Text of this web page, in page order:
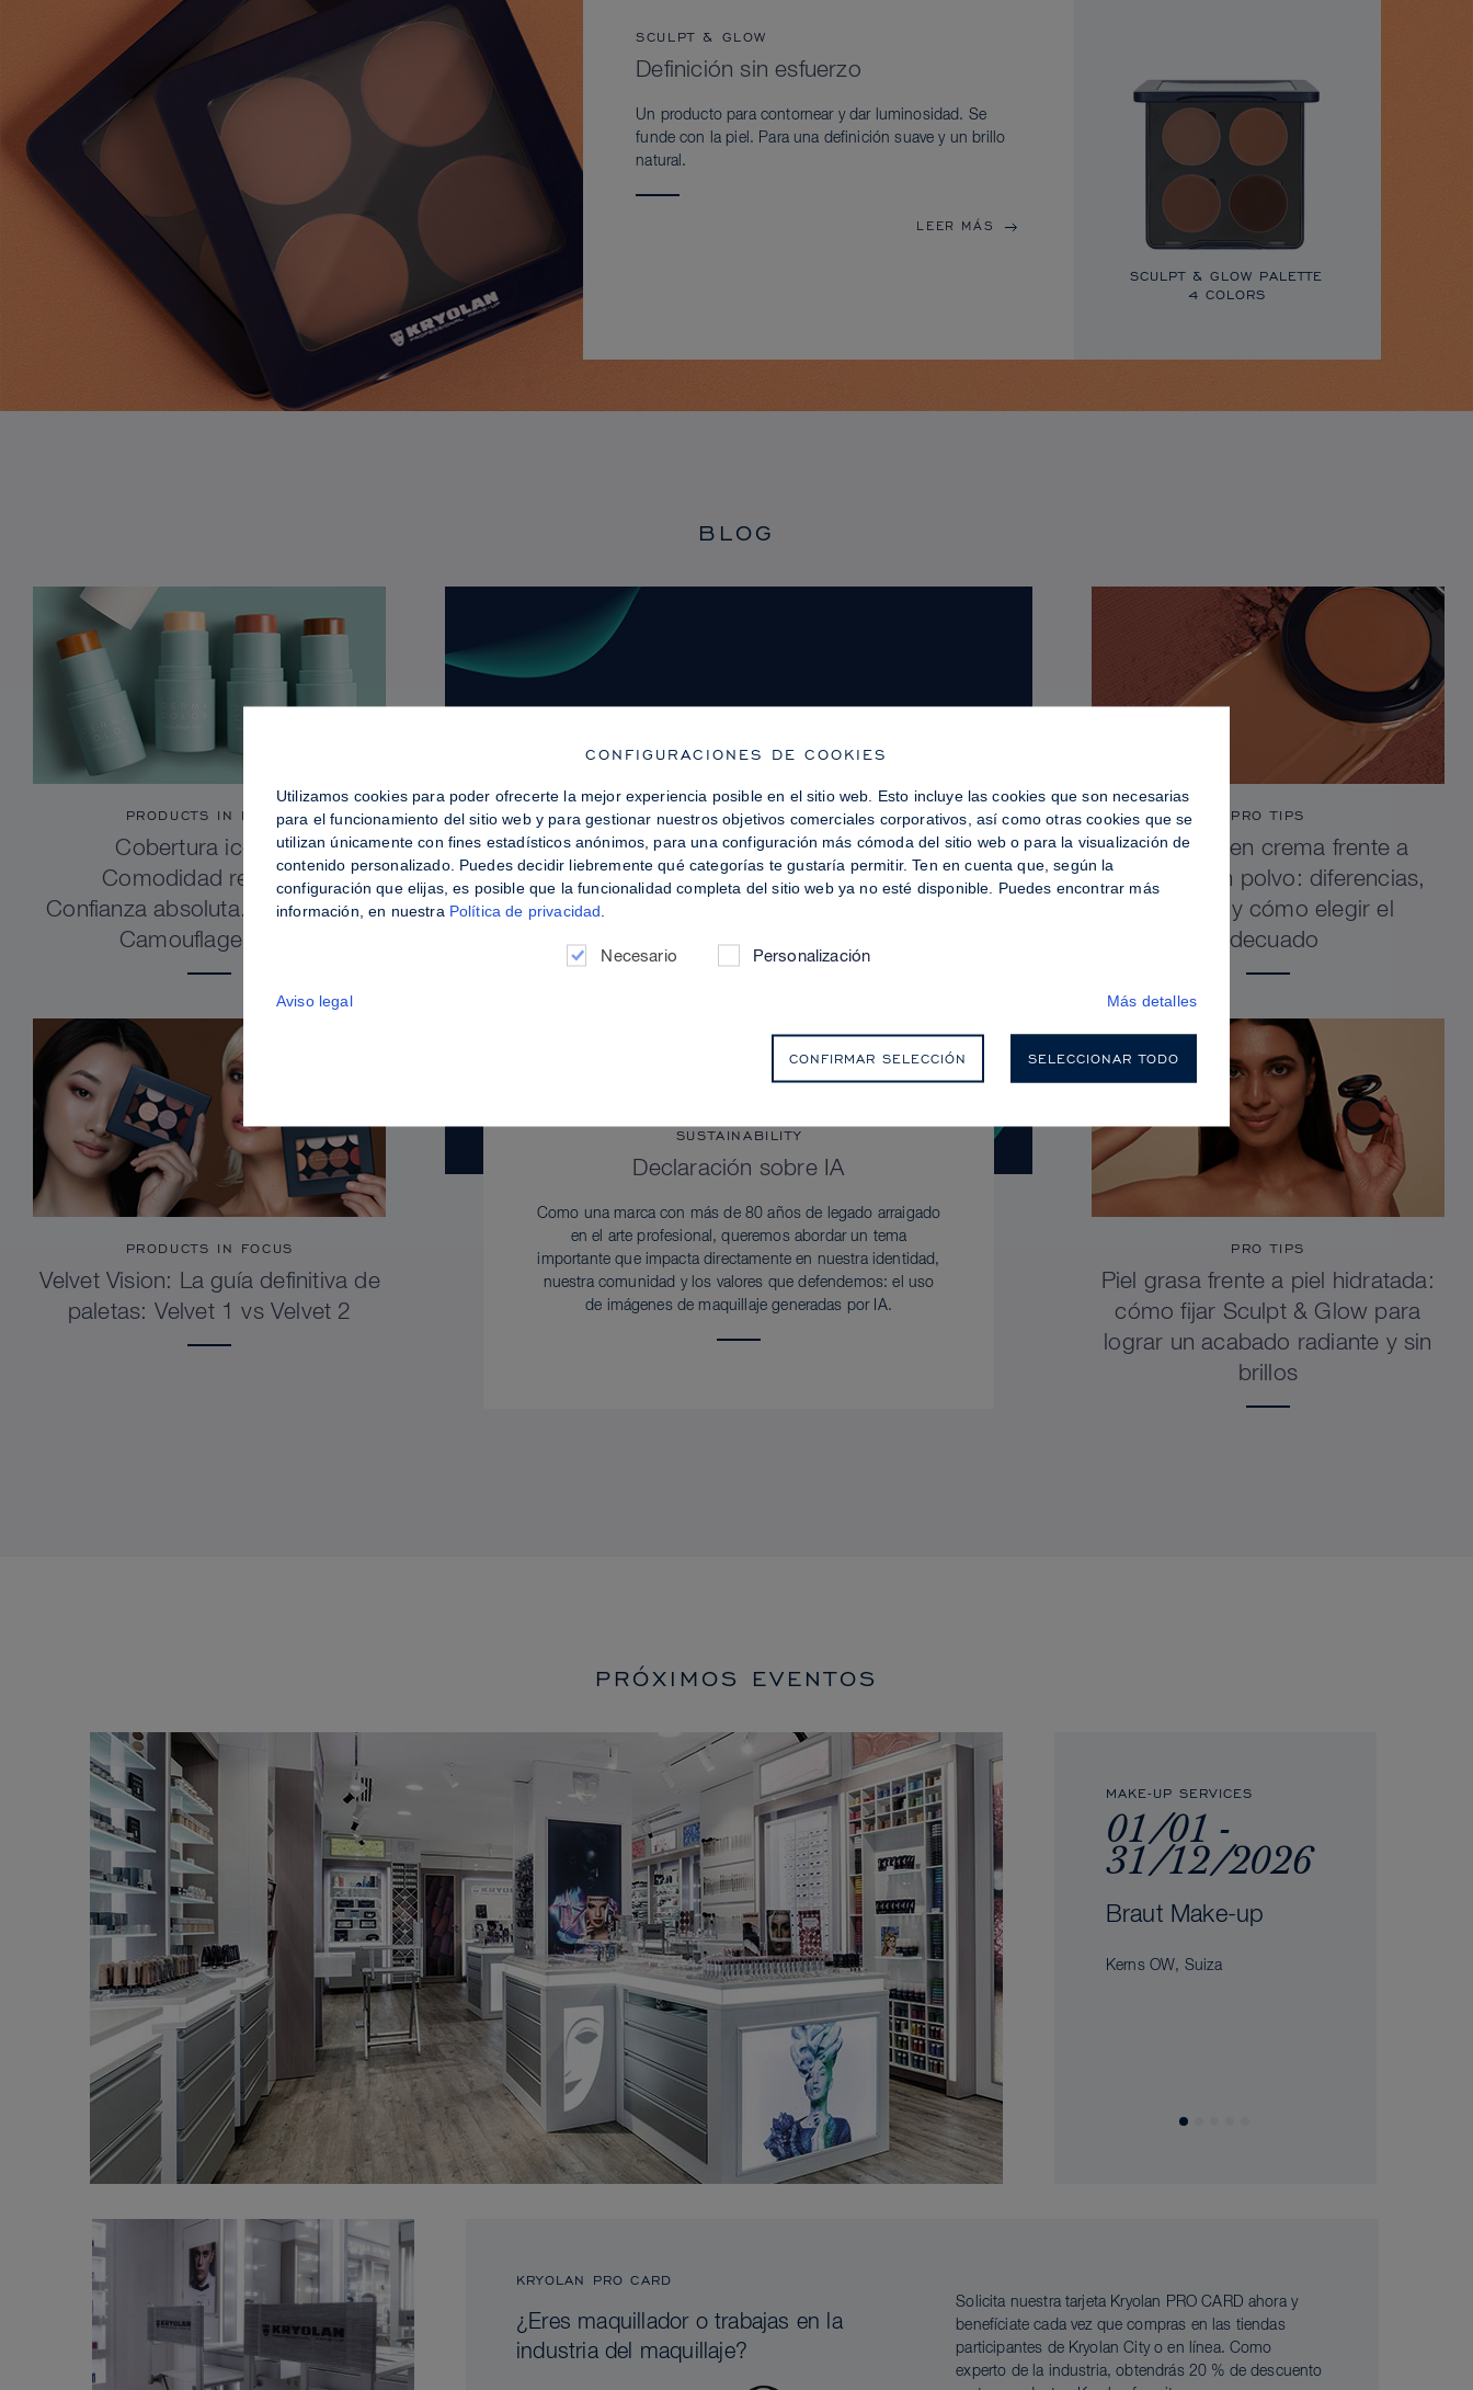
SCULPT & GLOW
Definición sin esfuerzo
Un producto para contornear y dar luminosidad. Se
funde con la piel. Para una definición suave y un brillo
natural.
LEER MÁS
SCULPT & GLOW PALETTE
4 COLORS
BLOG
SUSTAINABILITY
Declaración sobre IA
Como una marca con más de 80 años de legado arraigado
en el arte profesional, queremos abordar un tema
importante que impacta directamente en nuestra identidad,
nuestra comunidad y los valores que defendemos: el uso
de imágenes de maquillaje generadas por IA.
PRODUCTS IN FOCUS
Cobertura icónica.
Comodidad refinada.
Confianza absoluta. Dermacolor
Camouflage Stick
PRODUCTS IN FOCUS
Velvet Vision: La guía definitiva de
paletas: Velvet 1 vs Velvet 2
PRO TIPS
Contorno en crema frente a
contorno en polvo: diferencias,
ventajas y cómo elegir el
adecuado
PRO TIPS
Piel grasa frente a piel hidratada:
cómo fijar Sculpt & Glow para
lograr un acabado radiante y sin
brillos
PRÓXIMOS EVENTOS
MAKE-UP SERVICES
01/01 -
31/12/2026
Braut Make-up
Kerns OW, Suiza
KRYOLAN PRO CARD
¿Eres maquillador o trabajas en la
industria del maquillaje?
Solicita nuestra tarjeta Kryolan PRO CARD ahora y
benefíciate cada vez que compras en las tiendas
participantes de Kryolan City o en línea. Como
experto de la industria, obtendrás 20 % de descuento
CONFIGURACIONES DE COOKIES
Utilizamos cookies para poder ofrecerte la mejor experiencia posible en el sitio web. Esto incluye las cookies que son necesarias
para el funcionamiento del sitio web y para gestionar nuestros objetivos comerciales corporativos, así como otras cookies que se
utilizan únicamente con fines estadísticos anónimos, para una configuración más cómoda del sitio web o para la visualización de
contenido personalizado. Puedes decidir liebremente qué categorías te gustaría permitir. Ten en cuenta que, según la
configuración que elijas, es posible que la funcionalidad completa del sitio web ya no esté disponible. Puedes encontrar más
información, en nuestra Política de privacidad
Necesario Personalización
Aviso legal Más detalles
CONFIRMAR SELECCIÓN SELECCIONAR TODO